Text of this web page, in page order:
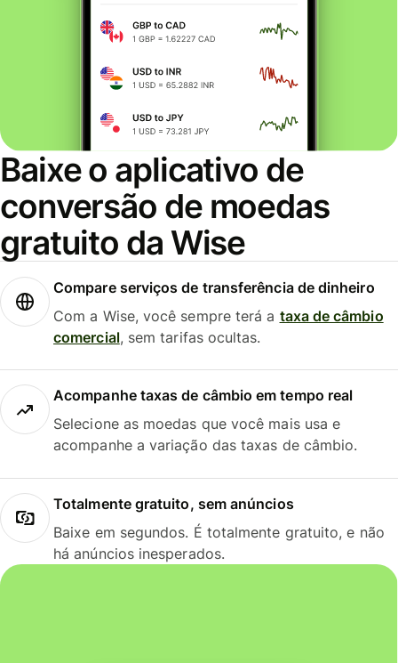
Baixe o aplicativo de
conversão de moedas
gratuito da Wise
Compare serviços de transferência de dinheiro
Com a Wise, você sempre terá a taxa de câmbio
comercial, sem tarifas ocultas.
Acompanhe taxas de câmbio em tempo real
Selecione as moedas que você mais usa e
acompanhe a variação das taxas de câmbio.
Totalmente gratuito, sem anúncios
Baixe em segundos. É totalmente gratuito, e não
há anúncios inesperados.